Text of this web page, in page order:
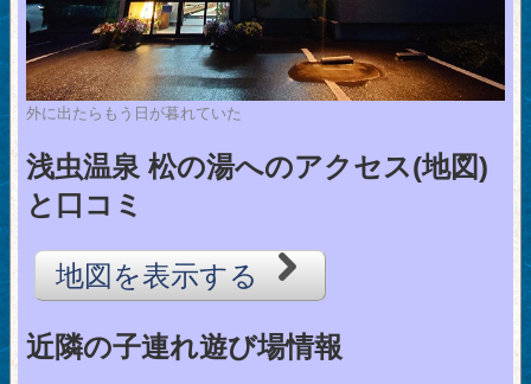
外に出たらもう日が暮れていた
浅虫温泉 松の湯へのアクセス(地図)
と口コミ
地図を表示する
近隣の子連れ遊び場情報